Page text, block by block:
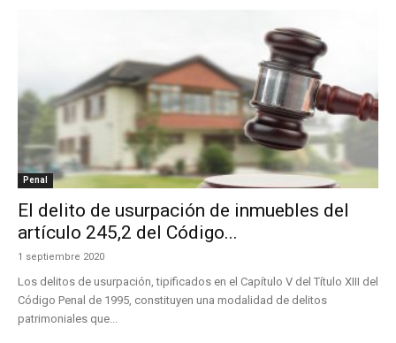
Penal
El delito de usurpación de inmuebles del
artículo 245,2 del Código...
1 septiembre 2020
Los delitos de usurpación, tipificados en el Capítulo V del Título XIII del
Código Penal de 1995, constituyen una modalidad de delitos
patrimoniales que...